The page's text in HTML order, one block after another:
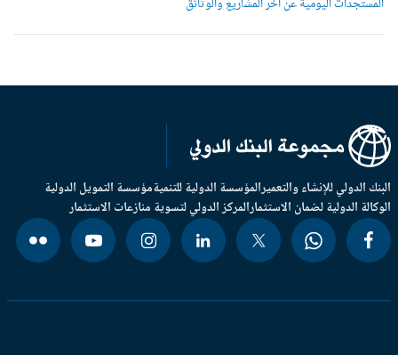
المستجدات اليومية عن آخر المشاريع والوثائق
الدولي للإنشاء والتعميرالمؤسسة الدولية للتنميةمؤسسة التمويل الدولية
الدولية لضمان الاستثمارالمركز الدولي لتسوية منازعات الاستثمار